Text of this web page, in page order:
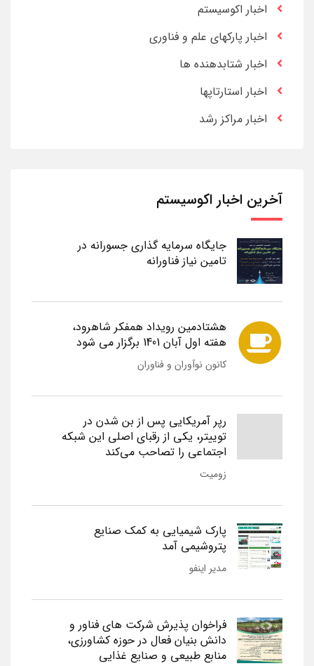
اخبار اکوسیستم
اخبار پارکهای علم و فناوری
اخبار شتابدهنده ها
اخبار استارتاپها
اخبار مراکز رشد
آخرین اخبار اکوسیستم
جایگاه سرمایه گذاری جسورانه در
تامین نیاز فناورانه
هشتادمین رویداد همفکر شاهرود،
هفته اول آبان 1401 برگزار می شود
کانون نوآوران و فناوران
رپر آمریکایی پس از بن شدن در
توییتر، یکی از رقبای اصلی این شبکه
اجتماعی را تصاحب می‌کند
زومیت
پارک شیمیایی به کمک صنایع
پتروشیمی آمد
مدیر اینفو
فراخوان پذیرش شرکت های فناور و
دانش بنیان فعال در حوزه کشاورزی،
منابع طبیعی و صنایع غذایی